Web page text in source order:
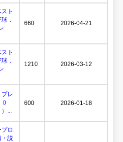
スト
．
660 2026-04-21
スト
．
1210 2026-03-12
プレ
）...
600 2026-01-18
ロ
・説